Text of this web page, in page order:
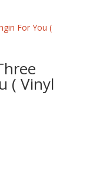
( Vinyl